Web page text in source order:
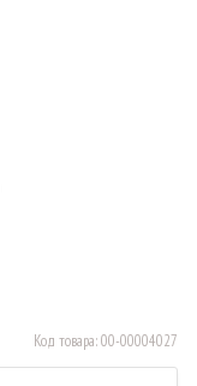
Код товара:00-00004027